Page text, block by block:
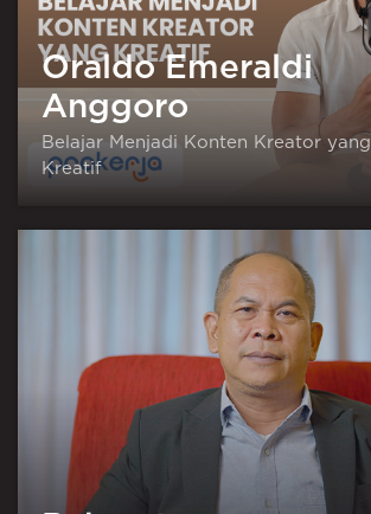
Oraldo Emeraldi
Anggoro
Belajar Menjadi Konten Kreator yang
Kreatif